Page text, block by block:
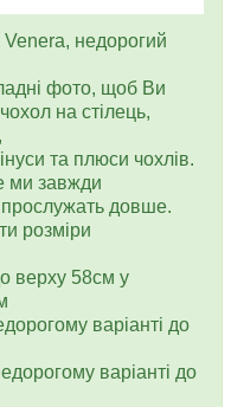
Venera, недорогий
фото, щоб Ви
на стілець,
та плюси чохлів.
ми завжди
прослужать довше.
розміри
верху 58см у
варіанті до
варіанті до